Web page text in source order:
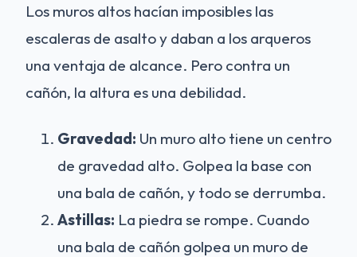
Los muros altos hacían imposibles las
escaleras de asalto y daban a los arqueros
una ventaja de alcance. Pero contra un
cañón, la altura es una debilidad.
Gravedad: Un muro alto tiene un centro
de gravedad alto. Golpea la base con
una bala de cañón, y todo se derrumba.
Astillas: La piedra se rompe. Cuando
una bala de cañón golpea un muro de